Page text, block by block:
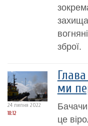
зброї.
24 липня 2022
18:12
ми
це